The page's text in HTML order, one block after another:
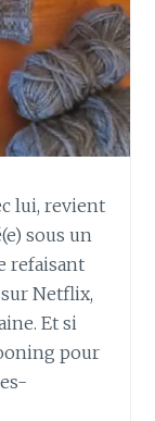
lui, revient
sous un
refaisant
Netflix,
Et si
pour